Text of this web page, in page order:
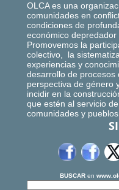
OLCA es una
comunidades en
condiciones de
económico
Promovemos la
colectivo, la
experiencias y
desarrollo de procesos
perspectiva de género
incidir en la
que estén al servicio
comunidades y
BUSCAR en